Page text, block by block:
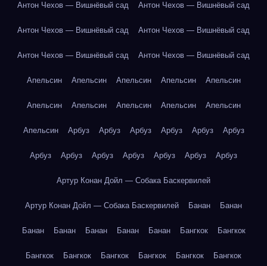
Антон Чехов — Вишнёвый сад Антон Чехов — Вишнёвый сад
Антон Чехов — Вишнёвый сад Антон Чехов — Вишнёвый сад
Антон Чехов — Вишнёвый сад Антон Чехов — Вишнёвый сад
Апельсин Апельсин Апельсин Апельсин Апельсин
Апельсин Апельсин Апельсин Апельсин Апельсин
Апельсин Арбуз Арбуз Арбуз Арбуз Арбуз Арбуз
Арбуз Арбуз Арбуз Арбуз Арбуз Арбуз Арбуз
Артур Конан Дойл — Собака Баскервилей
Артур Конан Дойл — Собака Баскервилей Банан Банан
Банан Банан Банан Банан Банан Бангкок Бангкок
Бангкок Бангкок Бангкок Бангкок Бангкок Бангкок